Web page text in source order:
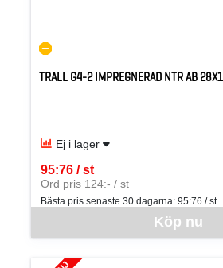
TRALL G4-2 IMPREGNERAD NTR AB
Ej i lager
Köp nu
95:76 / st
SEK per ST
Ord pris 124:- / st
Bästa pris senaste 30 dagarna: 95:76 / st